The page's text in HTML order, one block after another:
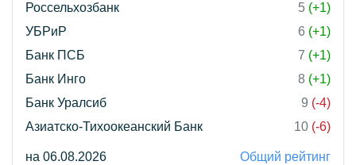
Россельхозбанк
5 (+1)
УБРиР
6 (+1)
Банк ПСБ
7 (+1)
Банк Инго
8 (+1)
Банк Уралсиб
9 (-4)
Азиатско-Тихоокеанский Банк
10 (-6)
на 06.08.2026 Общий рейтинг